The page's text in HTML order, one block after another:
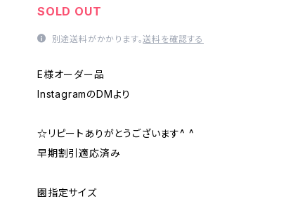
SOLD OUT
別途送料がかかります。送料を確認する
E様オーダー品
InstagramのDMより
☆リピートありがとうございます^ ^
早期割引適応済み
園指定サイズ